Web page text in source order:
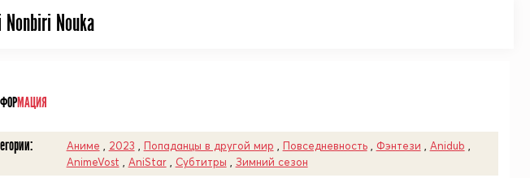
Выберите одну категорию для поиска
Nouka
МАЦИЯ
Аниме 2023 Попаданцы в другой мир Повседневность, Фэнтези Anidub
AnimeVost
AniStar, Субтитры Зимний сезон